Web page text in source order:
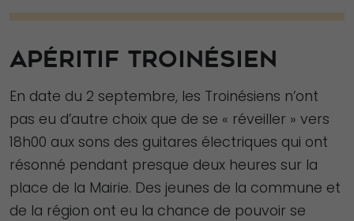
APÉRITIF TROINÉSIEN
En date du 2 septembre, les Troinésiens n’ont
pas eu d’autre choix que de se « réveiller » vers
18h00 aux sons des guitares électriques qui ont
résonné pendant presque deux heures sur la
place de la Mairie. Des jeunes de la commune et
de la région ont eu la chance de pouvoir se